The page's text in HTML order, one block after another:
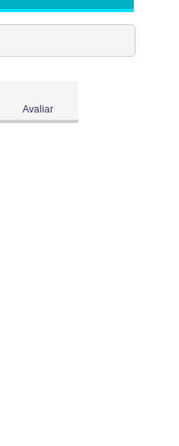
Avaliar